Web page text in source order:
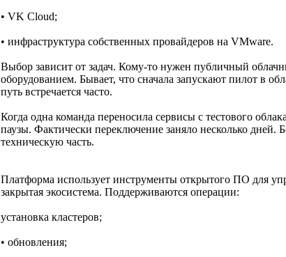
• VK Cloud;
• инфраструктура собственных провайдеров на VMware.
Выбор зависит от задач. Кому-то нужен публичный
оборудованием. Бывает, что сначала запускают пилот в
путь встречается часто.
Когда одна команда переносила сервисы с тестового
паузы. Фактически переключение заняло несколько дней.
техническую часть.
Платформа использует инструменты открытого ПО для
закрытая экосистема. Поддерживаются операции:
установка кластеров;
• обновления;